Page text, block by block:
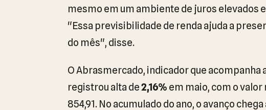
mesmo em um ambiente de juros elevados
"Essa previsibilidade de renda ajuda a
do mês", disse.
O Abrasmercado, indicador que acompanha
registrou alta de2,16% em maio, com o valor
854,91. No acumulado do ano, o avanço chega